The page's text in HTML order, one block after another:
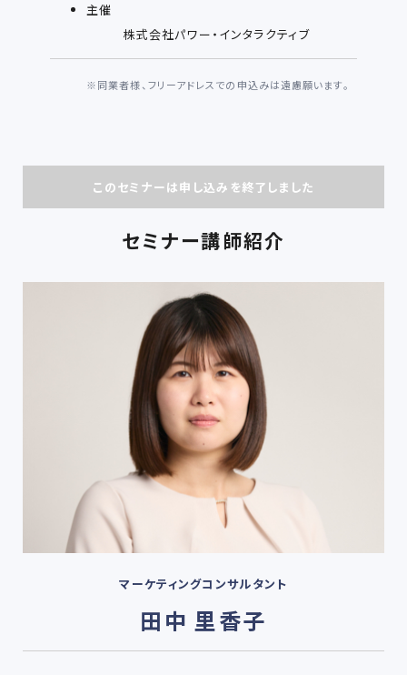
主催
株式会社パワー・インタラクティブ
※同業者様、フリーアドレスでの申込みは遠慮願います。
このセミナーは申し込みを終了しました
セミナー講師紹介
マーケティングコンサルタント
田中 里香子